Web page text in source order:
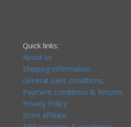
Quick links:
About us
Shipping information
General sales conditions,
Payment conditions & Returns
Privacy Policy
Store affiliate